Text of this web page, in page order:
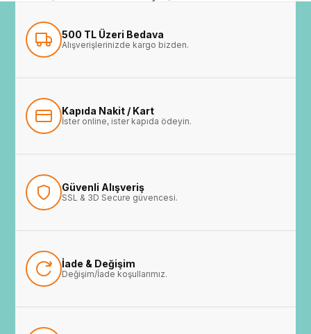
500 TL Üzeri Bedava
Alışverişlerinizde kargo bizden.
Kapıda Nakit / Kart
İster online, ister kapıda ödeyin.
Güvenli Alışveriş
SSL & 3D Secure güvencesi.
İade & Değişim
Değişim/İade koşullarımız.